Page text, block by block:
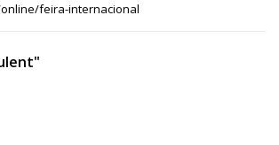
feira-internacional